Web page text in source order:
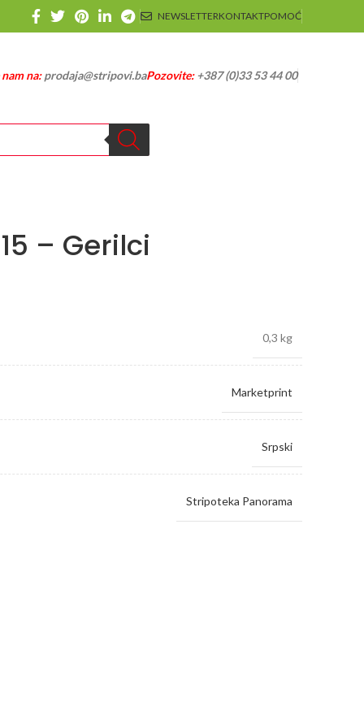
NEWSLETTERKONTAKTPOMOĆ
na:prodaja@stripovi.baPozovite:+387 (0)33 53 44 00
– Gerilci
0,3 kg
Marketprint
Srpski
Stripoteka Panorama